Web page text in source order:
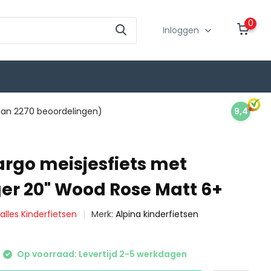
Inloggen
0
2270 beoordelingen) 9,4
meisjesfiets met
20" Wood Rose Matt 6+
Kinderfietsen Merk:Alpina kinderfietsen
Op voorraad: Levertijd 2-5 werkdagen